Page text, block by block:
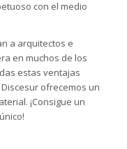
con el medio
a arquitectos e
en muchos de los
estas ventajas
ofrecemos un
¡Consigue un